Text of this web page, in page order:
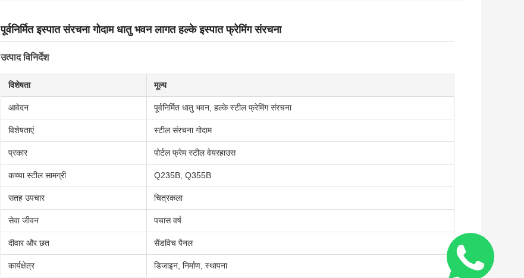
पूर्वनिर्मित इस्पात संरचना गोदाम धातु भवन लागत हल्के इस्पात फ्रेमिंग संरचना
उत्पाद विनिर्देश
विशेषता मूल्य
आवेदन पूर्वनिर्मित धातु भवन, हल्के स्टील फ्रेमिंग संरचना
विशेषताएं स्टील संरचना गोदाम
प्रकार पोर्टल फ्रेम स्टील वेयरहाउस
कच्चा स्टील सामग्री Q235B, Q355B
सतह उपचार चित्रकला
सेवा जीवन पचास वर्ष
दीवार और छत सैंडविच पैनल
कार्यक्षेत्र डिजाइन, निर्माण, स्थापना